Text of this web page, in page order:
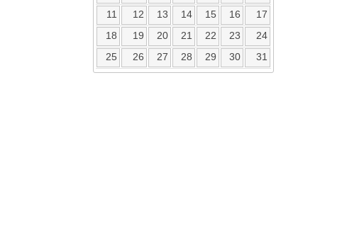
11
12 13 14 15 16
17
18
19 20 21 22 23
24
25
26 27 28 29 30 31